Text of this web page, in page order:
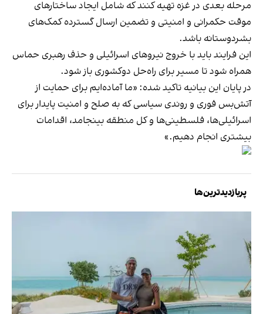
مرحله بعدی در غزه تهیه کنند که شامل ایجاد ساختارهای
موقت حکمرانی و امنیتی و تضمین ارسال گسترده کمک‌های
بشردوستانه باشد.
این فرایند باید با خروج نیروهای اسرائیلی و حذف رهبری حماس
همراه شود تا مسیر برای راه‌حل دوکشوری باز شود.
در پایان این بیانیه تاکید شده: «ما آماده‌ایم برای حمایت از
آتش‌بس فوری و روندی سیاسی که به صلح و امنیت پایدار برای
اسرائیلی‌ها، فلسطینی‌ها و کل منطقه بینجامد، اقدامات
بیشتری انجام دهیم.»
پربازدیدترین‌ها